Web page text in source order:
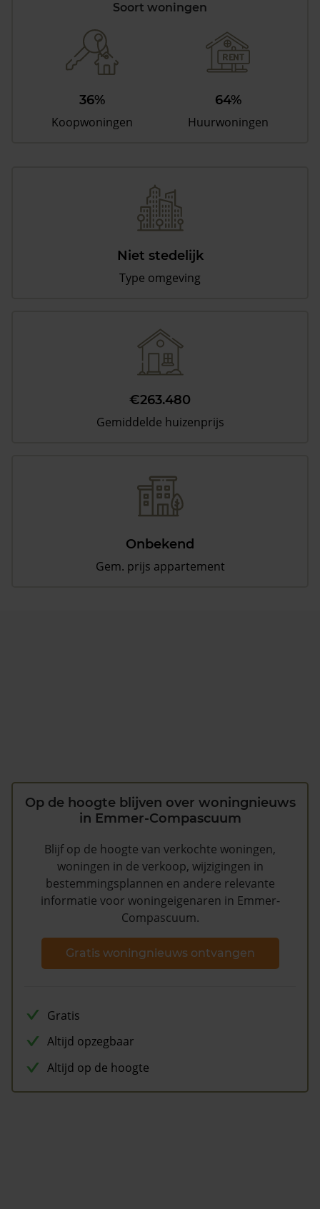
Soort woningen
36%
Koopwoningen
64%
Huurwoningen
Niet stedelijk
Type omgeving
€263.480
Gemiddelde huizenprijs
Onbekend
Gem. prijs appartement
Op de hoogte blijven over woningnieuws
in Emmer-Compascuum
Blijf op de hoogte van verkochte woningen,
woningen in de verkoop, wijzigingen in
bestemmingsplannen en andere relevante
informatie voor woningeigenaren in Emmer-
Compascuum.
Gratis woningnieuws ontvangen
Gratis
Altijd opzegbaar
Altijd op de hoogte